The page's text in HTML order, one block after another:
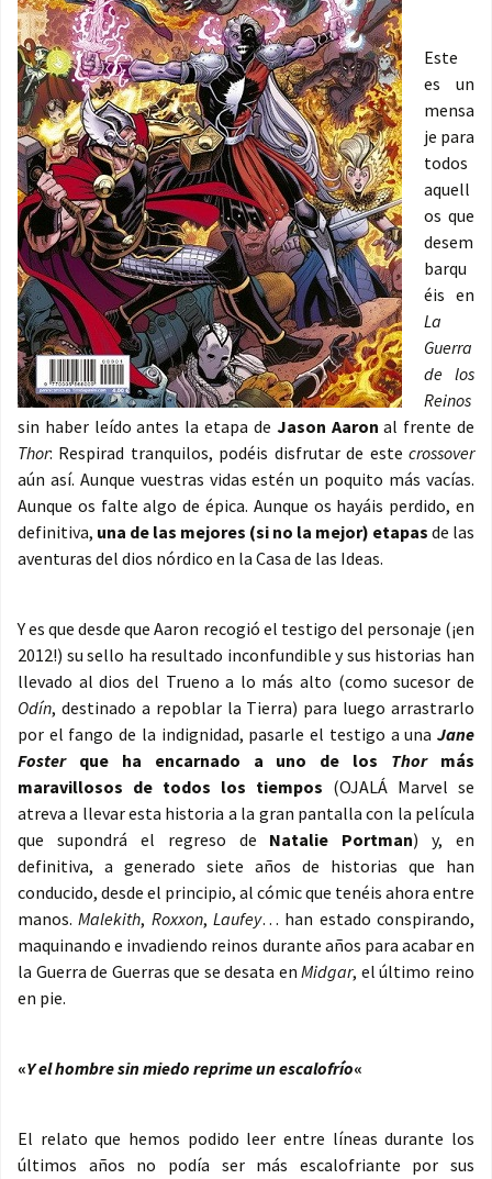
Este
es un
mensa
je para
todos
aquell
os que
desem
barqu
éis en
La
Guerra
de los
Reinos
sin haber leído antes la etapa de Jason Aaron al frente de
Thor: Respirad tranquilos, podéis disfrutar de este crossover
aún así. Aunque vuestras vidas estén un poquito más vacías.
Aunque os falte algo de épica. Aunque os hayáis perdido, en
definitiva, una de las mejores (si no la mejor) etapas de las
aventuras del dios nórdico en la Casa de las Ideas.
Y es que desde que Aaron recogió el testigo del personaje (¡en
2012!) su sello ha resultado inconfundible y sus historias han
llevado al dios del Trueno a lo más alto (como sucesor de
Odín, destinado a repoblar la Tierra) para luego arrastrarlo
por el fango de la indignidad, pasarle el testigo a una Jane
Fosterque ha encarnado a uno de los Thormás
maravillosos de todos los tiempos (OJALÁ Marvel se
atreva a llevar esta historia a la gran pantalla con la película
que supondrá el regreso de Natalie Portman) y, en
definitiva, a generado siete años de historias que han
conducido, desde el principio, al cómic que tenéis ahora entre
manos.Malekith, Roxxon,Laufey… han estado conspirando,
maquinando e invadiendo reinos durante años para acabar en
la Guerra de Guerras que se desata enMidgar, el último reino
en pie.
«Y el hombre sin miedo reprime un escalofrío«
El relato que hemos podido leer entre líneas durante los
últimos años no podía ser más escalofriante por sus